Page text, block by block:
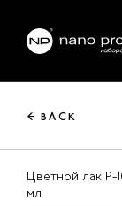
← BACK
Цветной лак P-
мл